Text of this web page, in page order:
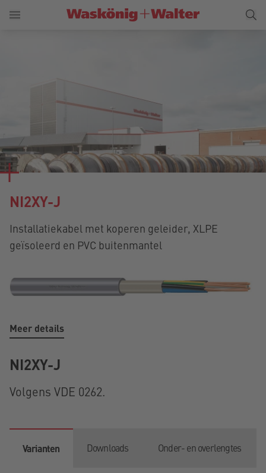
NI2XY-J
Installatiekabel met koperen geleider, XLPE
geïsoleerd en PVC buitenmantel
Meer details
NI2XY-J
Volgens VDE 0262.
Varianten Downloads Onder- en overlengtes